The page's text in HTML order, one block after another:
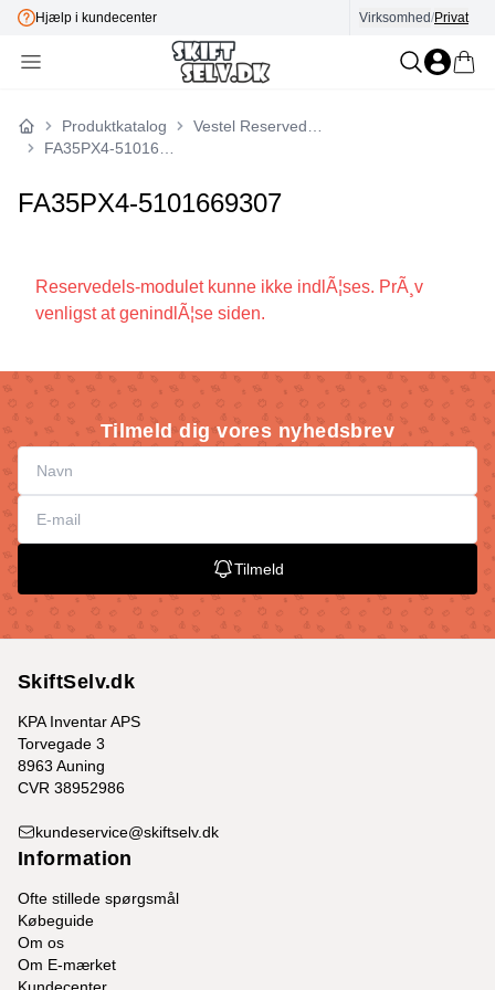
Hjælp i kundecenter Virksomhed/Privat
Forside
Produktkatalog
FA35PX4-5101669307
Reservedels-modulet kunne ikke indlÃ¦ses. PrÃ¸v
venligst at genindlÃ¦se siden.
Tilmeld dig vores nyhedsbrev
Tilmeld
SkiftSelv.dk
KPA Inventar APS
Torvegade 3
8963 Auning
CVR 38952986
kundeservice@skiftselv.dk
Information
Ofte stillede spørgsmål
Købeguide
Om os
Om E-mærket